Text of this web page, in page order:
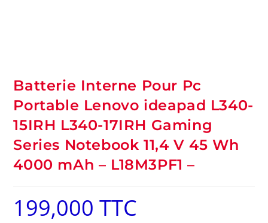
Batterie Interne Pour Pc
Portable Lenovo ideapad L340-
15IRH L340-17IRH Gaming
Series Notebook 11,4 V 45 Wh
4000 mAh – L18M3PF1 –
199,000TTC